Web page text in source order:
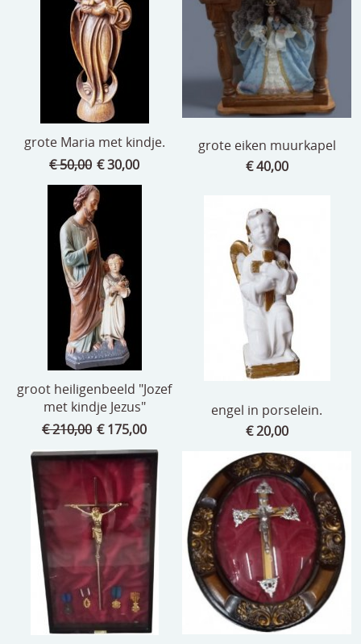
grote Maria met kindje.
€ 50,00 € 30,00
grote eiken muurkapel
€ 40,00
groot heiligenbeeld "Jozef
met kindje Jezus"
€ 210,00 € 175,00
engel in porselein.
€ 20,00